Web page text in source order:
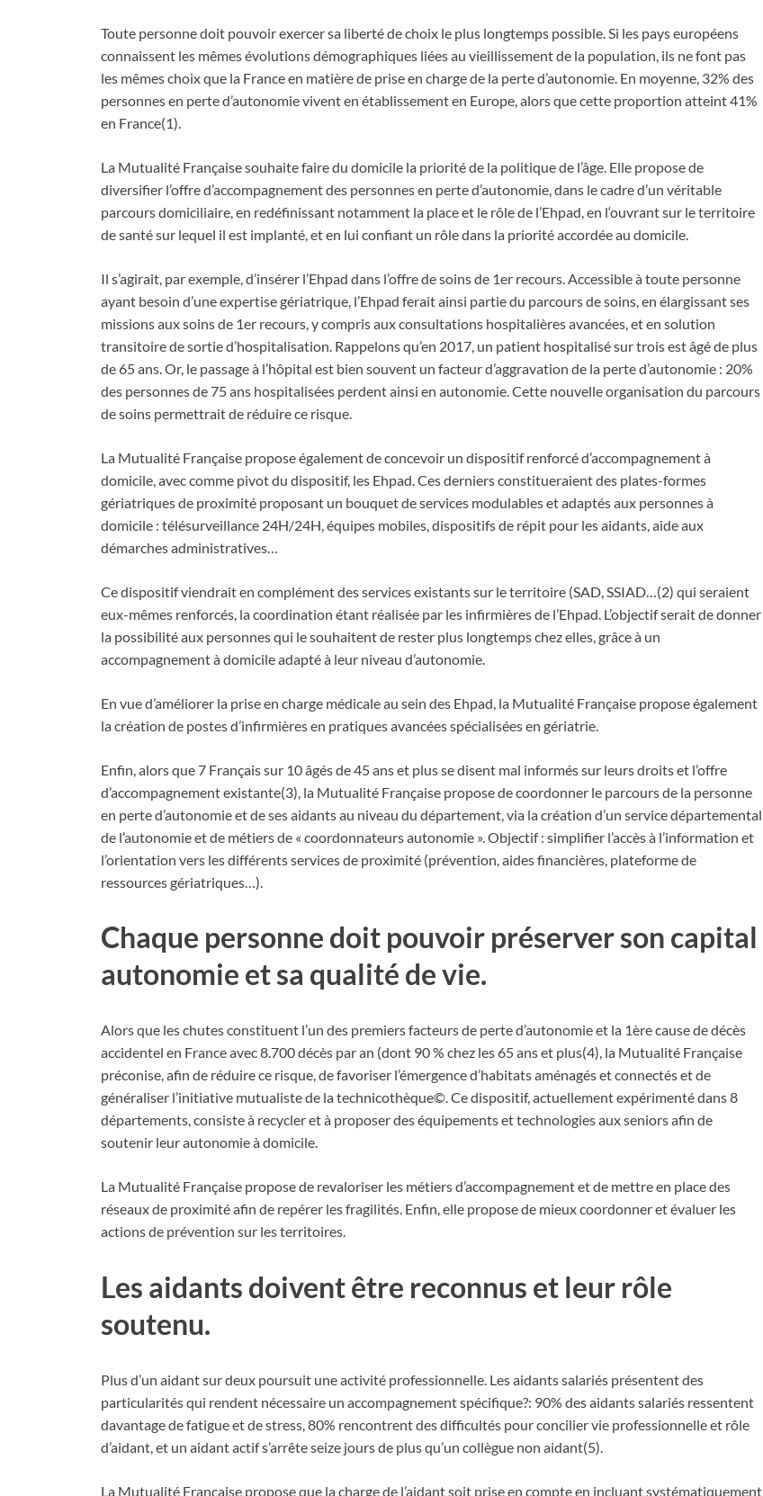
Toute personne doit pouvoir exercer sa liberté de choix le plus longtemps possible. Si les pays européens
connaissent les mêmes évolutions démographiques liées au vieillissement de la population, ils ne font pas
les mêmes choix que la France en matière de prise en charge de la perte d’autonomie. En moyenne, 32% des
personnes en perte d’autonomie vivent en établissement en Europe, alors que cette proportion atteint 41%
en France(1).
La Mutualité Française souhaite faire du domicile la priorité de la politique de l’âge. Elle propose de
diversifier l’offre d’accompagnement des personnes en perte d’autonomie, dans le cadre d’un véritable
parcours domiciliaire, en redéfinissant notamment la place et le rôle de l’Ehpad, en l‘ouvrant sur le territoire
de santé sur lequel il est implanté, et en lui confiant un rôle dans la priorité accordée au domicile.
Il s’agirait, par exemple, d’insérer l’Ehpad dans l’offre de soins de 1er recours. Accessible à toute personne
ayant besoin d’une expertise gériatrique, l’Ehpad ferait ainsi partie du parcours de soins, en élargissant ses
missions aux soins de 1er recours, y compris aux consultations hospitalières avancées, et en solution
transitoire de sortie d’hospitalisation. Rappelons qu’en 2017, un patient hospitalisé sur trois est âgé de plus
de 65 ans. Or, le passage à l’hôpital est bien souvent un facteur d’aggravation de la perte d’autonomie : 20%
des personnes de 75 ans hospitalisées perdent ainsi en autonomie. Cette nouvelle organisation du parcours
de soins permettrait de réduire ce risque.
La Mutualité Française propose également de concevoir un dispositif renforcé d’accompagnement à
domicile, avec comme pivot du dispositif, les Ehpad. Ces derniers constitueraient des plates-formes
gériatriques de proximité proposant un bouquet de services modulables et adaptés aux personnes à
domicile : télésurveillance 24H/24H, équipes mobiles, dispositifs de répit pour les aidants, aide aux
démarches administratives…
Ce dispositif viendrait en complément des services existants sur le territoire (SAD, SSIAD…(2) qui seraient
eux-mêmes renforcés, la coordination étant réalisée par les infirmières de l’Ehpad. L’objectif serait de donner
la possibilité aux personnes qui le souhaitent de rester plus longtemps chez elles, grâce à un
accompagnement à domicile adapté à leur niveau d’autonomie.
En vue d’améliorer la prise en charge médicale au sein des Ehpad, la Mutualité Française propose également
la création de postes d’infirmières en pratiques avancées spécialisées en gériatrie.
Enfin, alors que 7 Français sur 10 âgés de 45 ans et plus se disent mal informés sur leurs droits et l’offre
d’accompagnement existante(3), la Mutualité Française propose de coordonner le parcours de la personne
en perte d’autonomie et de ses aidants au niveau du département, via la création d’un service départemental
de l’autonomie et de métiers de « coordonnateurs autonomie ». Objectif : simplifier l’accès à l’information et
l’orientation vers les différents services de proximité (prévention, aides financières, plateforme de
ressources gériatriques…).
Chaque personne doit pouvoir préserver son capital
autonomie et sa qualité de vie.
Alors que les chutes constituent l’un des premiers facteurs de perte d’autonomie et la 1ère cause de décès
accidentel en France avec 8.700 décès par an (dont 90 % chez les 65 ans et plus(4), la Mutualité Française
préconise, afin de réduire ce risque, de favoriser l’émergence d’habitats aménagés et connectés et de
généraliser l’initiative mutualiste de la technicothèque©. Ce dispositif, actuellement expérimenté dans 8
départements, consiste à recycler et à proposer des équipements et technologies aux seniors afin de
soutenir leur autonomie à domicile.
La Mutualité Française propose de revaloriser les métiers d’accompagnement et de mettre en place des
réseaux de proximité afin de repérer les fragilités. Enfin, elle propose de mieux coordonner et évaluer les
actions de prévention sur les territoires.
Les aidants doivent être reconnus et leur rôle
soutenu.
Plus d’un aidant sur deux poursuit une activité professionnelle. Les aidants salariés présentent des
particularités qui rendent nécessaire un accompagnement spécifique?: 90% des aidants salariés ressentent
davantage de fatigue et de stress, 80% rencontrent des difficultés pour concilier vie professionnelle et rôle
d’aidant, et un aidant actif s’arrête seize jours de plus qu’un collègue non aidant(5).
La Mutualité Française propose que la charge de l’aidant soit prise en compte en incluant systématiquement